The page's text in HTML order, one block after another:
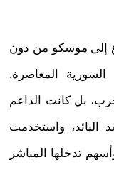
إلى موسكو من دون
المعاصرة.
بل كانت الداعم
البائد، واستخدمت
تدخلها المباشر